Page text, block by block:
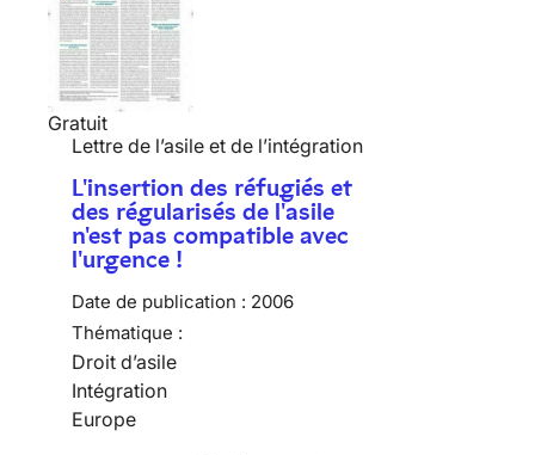
Gratuit
Lettre de l’asile et de l’intégration
L'insertion des réfugiés et
des régularisés de l'asile
n'est pas compatible avec
l'urgence !
Date de publication : 2006
Thématique :
Droit d’asile
Intégration
Europe